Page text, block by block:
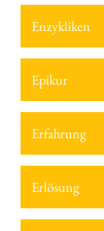
Enzykliken
Epikur
Erfahrung
Erlösung